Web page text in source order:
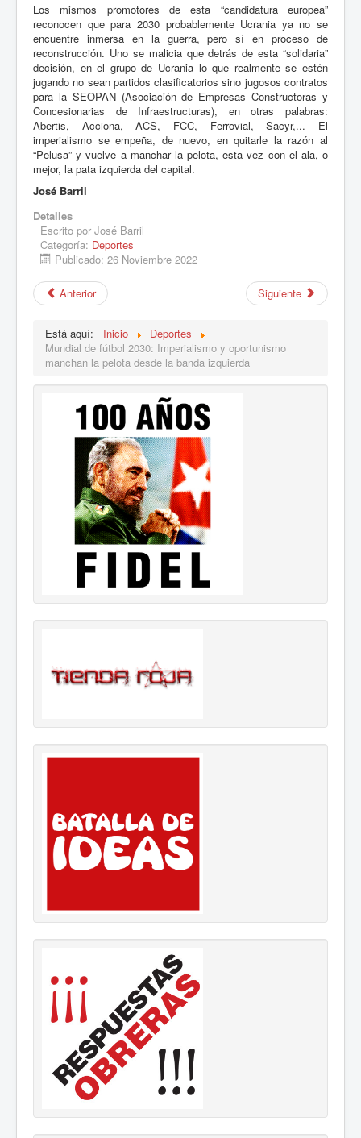
Los mismos promotores de esta “candidatura europea”
reconocen que para 2030 probablemente Ucrania ya no se
encuentre inmersa en la guerra, pero sí en proceso de
reconstrucción. Uno se malicia que detrás de esta “solidaria”
decisión, en el grupo de Ucrania lo que realmente se estén
jugando no sean partidos clasificatorios sino jugosos contratos
para la SEOPAN (Asociación de Empresas Constructoras y
Concesionarias de Infraestructuras), en otras palabras:
Abertis, Acciona, ACS, FCC, Ferrovial, Sacyr,... El
imperialismo se empeña, de nuevo, en quitarle la razón al
“Pelusa” y vuelve a manchar la pelota, esta vez con el ala, o
mejor, la pata izquierda del capital.
José Barril
Detalles
Escrito por José Barril
Categoría: Deportes
Publicado: 26 Noviembre 2022
Anterior Siguiente
Está aquí: Inicio
Deportes
Mundial de fútbol 2030: Imperialismo y oportunismo
manchan la pelota desde la banda izquierda